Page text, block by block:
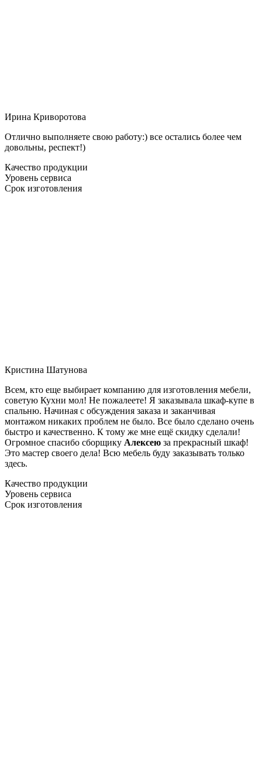
Ирина Криворотова
Отлично выполняете свою работу:) все остались более чем
довольны, респект!)
Качество продукции
Уровень сервиса
Срок изготовления
Кристина Шатунова
Всем, кто еще выбирает компанию для изготовления мебели,
советую Кухни мол! Не пожалеете! Я заказывала шкаф-купе в
спальню. Начиная с обсуждения заказа и заканчивая
монтажом никаких проблем не было. Все было сделано очень
быстро и качественно. К тому же мне ещё скидку сделали!
Огромное спасибо сборщику Алексею за прекрасный шкаф!
Это мастер своего дела! Всю мебель буду заказывать только
здесь.
Качество продукции
Уровень сервиса
Срок изготовления